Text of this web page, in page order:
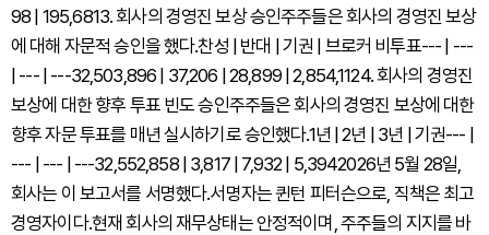
98 | 195,6813. 회사의 경영진 보상 승인주주들은 회사의 경영진 보상
에 대해 자문적 승인을 했다.찬성 | 반대 | 기권 | 브로커 비투표--- | ---
| --- | ---32,503,896 | 37,206 | 28,899 | 2,854,1124. 회사의 경영진
보상에 대한 향후 투표 빈도 승인주주들은 회사의 경영진 보상에 대한
향후 자문 투표를 매년 실시하기로 승인했다.1년 | 2년 | 3년 | 기권--- |
--- | --- | ---32,552,858 | 3,817 | 7,932 | 5,3942026년 5월 28일,
회사는 이 보고서를 서명했다.서명자는 퀸턴 피터슨으로, 직책은 최고
경영자이다.현재 회사의 재무상태는 안정적이며, 주주들의 지지를 바